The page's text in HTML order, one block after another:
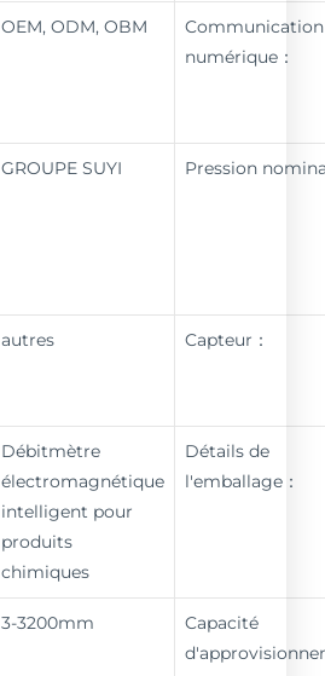
OEM, ODM, OBM
Communication
numérique：
GROUPE SUYI Pression
autres Capteur：
Débitmètre
électromagnétique
intelligent pour
produits
chimiques
Détails de
l'emballage：
3-3200mm
Capacité